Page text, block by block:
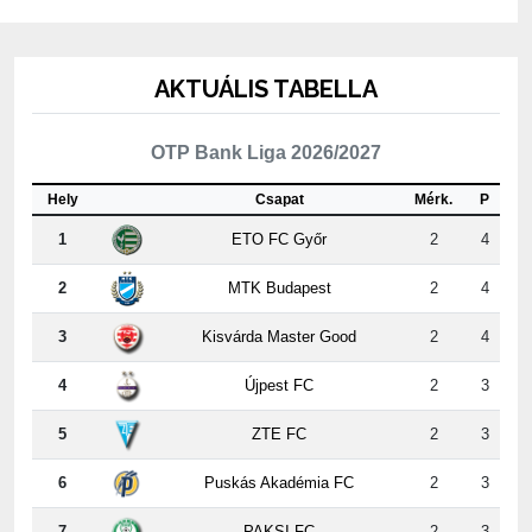
AKTUÁLIS TABELLA
OTP Bank Liga 2026/2027
Hely Csapat Mérk. P
1 ETO FC Győr 2 4
2 MTK Budapest 2 4
3 Kisvárda Master Good 2 4
4 Újpest FC 2 3
5 ZTE FC 2 3
6 Puskás Akadémia FC 2 3